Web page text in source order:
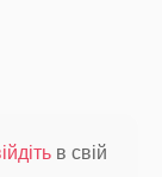
в свій